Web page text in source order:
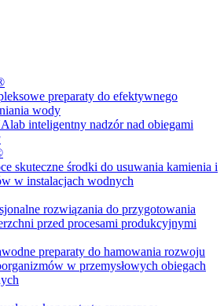
preparaty do efektywnego
wody
inteligentny nadzór nad obiegami
skuteczne środki do usuwania kamienia i
w instalacjach wodnych
rozwiązania do przygotowania
przed procesami produkcyjnymi
preparaty do hamowania rozwoju
w przemysłowych obiegach